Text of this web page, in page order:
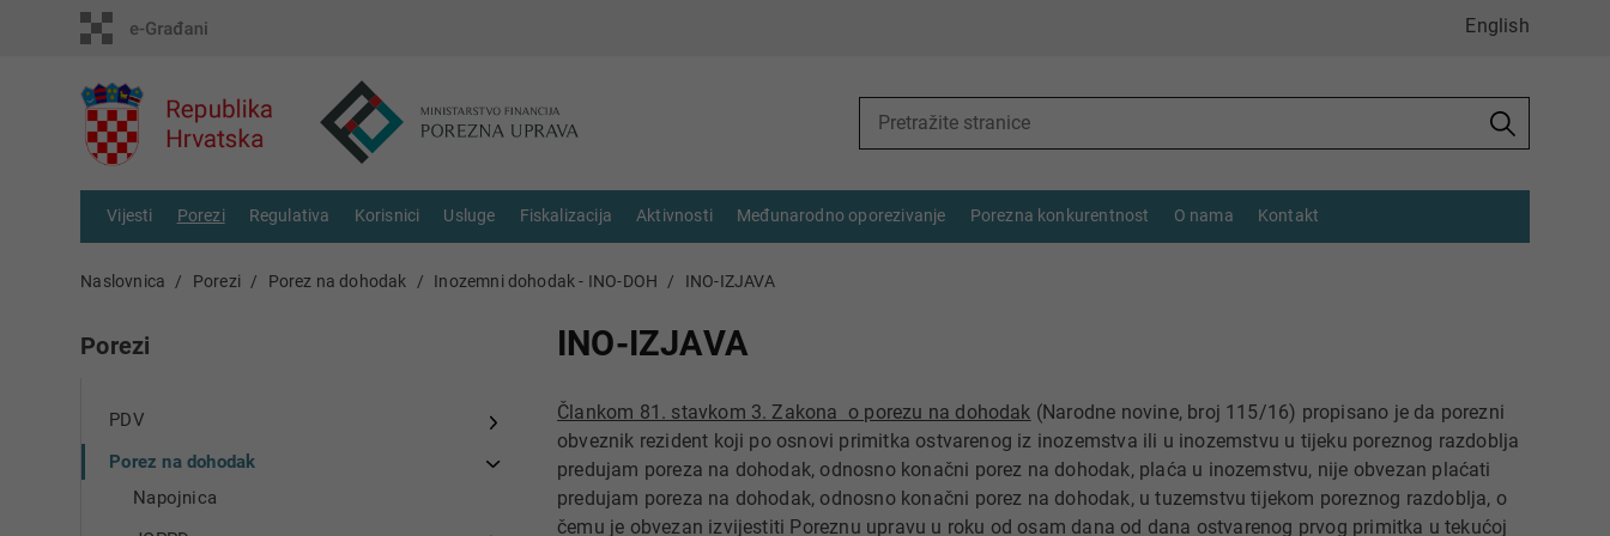
English
Vijesti Porezi Regulativa Korisnici Usluge Fiskalizacija Aktivnosti Međunarodno oporezivanje Porezna konkurentnost O nama Kontakt
Naslovnica Porezi Porez na dohodak Inozemni dohodak - INO-DOH INO-IZJAVA
Porezi
PDV
Porez na dohodak
Napojnica
INO-IZJAVA
Člankom 81. stavkom 3. Zakona o porezu na dohodak (Narodne novine, broj 115/16) propisano je da porezni
obveznik rezident koji po osnovi primitka ostvarenog iz inozemstva ili u inozemstvu u tijeku poreznog razdoblja
predujam poreza na dohodak, odnosno konačni porez na dohodak, plaća u inozemstvu, nije obvezan plaćati
predujam poreza na dohodak, odnosno konačni porez na dohodak, u tuzemstvu tijekom poreznog razdoblja, o
čemu je obvezan izvijestiti Poreznu upravu u roku od osam dana od dana ostvarenog prvog primitka u tekućoj